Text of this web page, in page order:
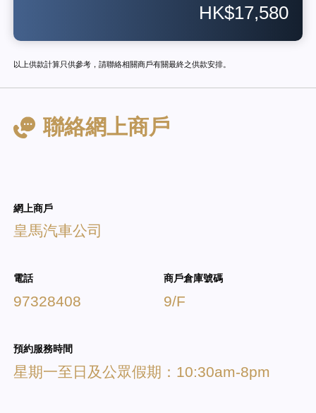
HK$17,580
以上供款計算只供參考，請聯絡相關商戶有關最終之供款安排。
聯絡網上商戶
網上商戶
皇馬汽車公司
電話
97328408
商戶倉庫號碼
9/F
預約服務時間
星期一至日及公眾假期：10:30am-8pm